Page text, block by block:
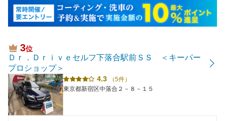
3位
Ｄｒ．Ｄｒｉｖｅセルフ下落合駅前ＳＳ ＜キーパー
プロショップ＞
4.3
（5件）
東京都新宿区中落合２－８－１５